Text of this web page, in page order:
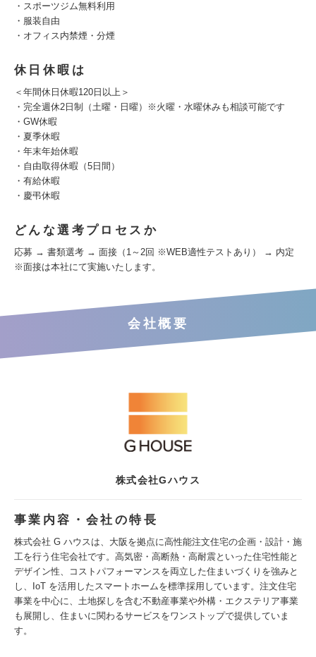
・スポーツジム無料利用
・服装自由
・オフィス内禁煙・分煙
休日休暇は
＜年間休日休暇120日以上＞
・完全週休2日制（土曜・日曜）※火曜・水曜休みも相談可能です
・GW休暇
・夏季休暇
・年末年始休暇
・自由取得休暇（5日間）
・有給休暇
・慶弔休暇
どんな選考プロセスか
応募 → 書類選考 → 面接（1～2回 ※WEB適性テストあり） → 内定
※面接は本社にて実施いたします。
会社概要
株式会社Gハウス
事業内容・会社の特長
株式会社 G ハウスは、大阪を拠点に高性能注文住宅の企画・設計・施
工を行う住宅会社です。高気密・高断熱・高耐震といった住宅性能と
デザイン性、コストパフォーマンスを両立した住まいづくりを強みと
し、IoT を活用したスマートホームを標準採用しています。注文住宅
事業を中心に、土地探しを含む不動産事業や外構・エクステリア事業
も展開し、住まいに関わるサービスをワンストップで提供していま
す。